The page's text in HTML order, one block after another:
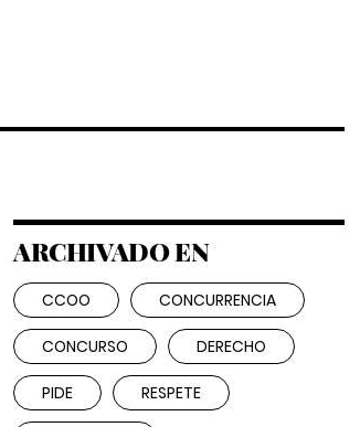
ARCHIVADO EN
CCOO CONCURRENCIA
CONCURSO DERECHO
PIDE RESPETE